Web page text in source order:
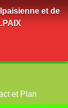
et de
et Plan